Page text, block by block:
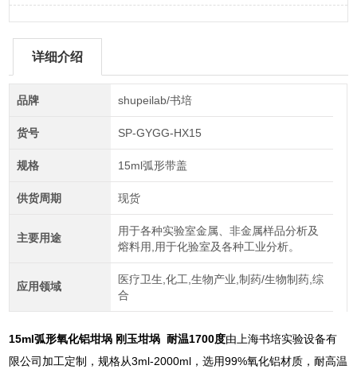
详细介绍
品牌 shupeilab/书培
货号 SP-GYGG-HX15
规格 15ml弧形带盖
供货周期 现货
主要用途
用于各种实验室金属、非金属样品分析及
熔料用,用于化验室及各种工业分析。
应用领域
医疗卫生,化工,生物产业,制药/生物制药,综
合
15ml弧形氧化铝坩埚 刚玉坩埚 耐温1700度由上海书培实验设备有
限公司加工定制，规格从3ml-2000ml，选用99%氧化铝材质，耐高温